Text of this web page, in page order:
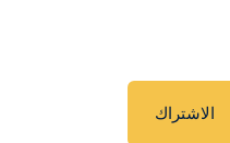
الاشتراك